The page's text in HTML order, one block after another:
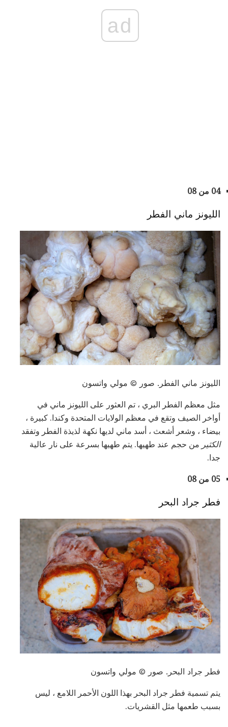
ad
04 من 08
الليونز ماني الفطر
الليونز ماني الفطر. صور © مولي واتسون
مثل معظم الفطر البري ، تم العثور على الليونز ماني في
أواخر الصيف وتقع في معظم الولايات المتحدة وكندا. كبيرة ،
بيضاء ، وشعر أشعث ، أسد ماني لديها نكهة لذيذة الفطر وتفقد
الكثير من حجم عند طهيها. يتم طهيها بسرعة على نار عالية
جدا.
05 من 08
فطر جراد البحر
فطر جراد البحر. صور © مولي واتسون
يتم تسمية فطر جراد البحر بهذا اللون الأحمر اللامع ، ليس
بسبب طعمها مثل القشريات.